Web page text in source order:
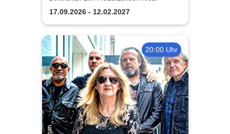
17.09.2026 - 12.02.2027
20:00 Uhr